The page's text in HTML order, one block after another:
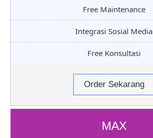
Free Maintenance
Integrasi Sosial Media
Free Konsultasi
Order Sekarang
MAX